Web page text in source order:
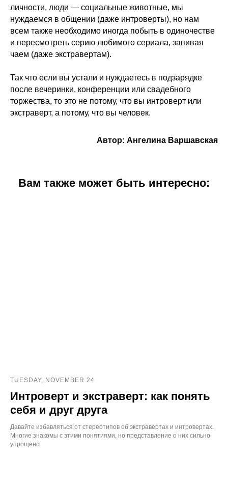
личности, люди — социальные животные, мы
нуждаемся в общении (даже интроверты), но нам
всем также необходимо иногда побыть в одиночестве
и пересмотреть серию любимого сериала, запивая
чаем (даже экстравертам).
Так что если вы устали и нуждаетесь в подзарядке
после вечеринки, конференции или свадебного
торжества, то это не потому, что вы интроверт или
экстраверт, а потому, что вы человек.
Автор: Ангелина Варшавская
Вам также может быть интересно:
TUESDAY, NOVEMBER 24
Интроверт и экстраверт: как понять
cебя и друг друга
Давайте избавляться от стереотипов об экстравертах и интровертах.
Многие знакомы с этими понятиями, но представление о них сильно
упрощено